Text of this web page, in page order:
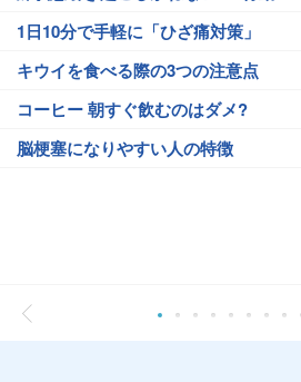
1日10分で手軽に「ひざ痛対策」
キウイを食べる際の3つの注意点
コーヒー 朝すぐ飲むのはダメ?
脳梗塞になりやすい人の特徴